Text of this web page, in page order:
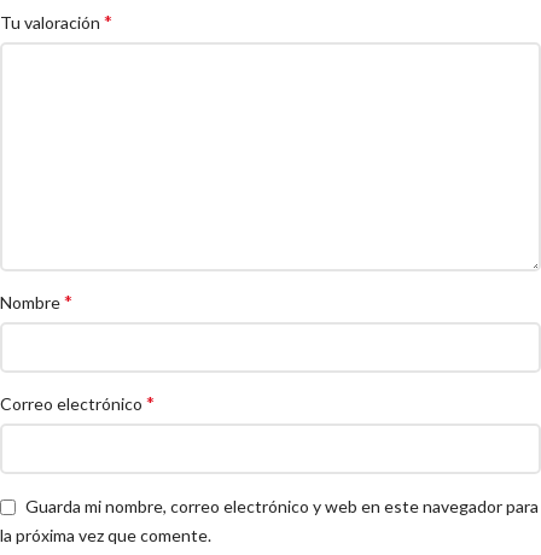
Tu valoración *
Nombre*
Correo electrónico *
Guarda mi nombre, correo electrónico y web en este navegador para
la próxima vez que comente.